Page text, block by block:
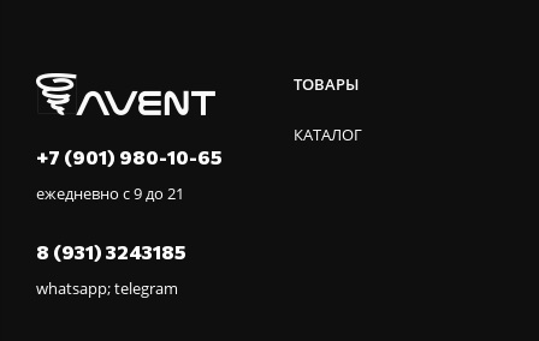
+7 (901) 980-10-65
ежедневно с 9 до 21
8 (931) 3243185
whatsapp; telegram
ТОВАРЫ
КАТАЛОГ